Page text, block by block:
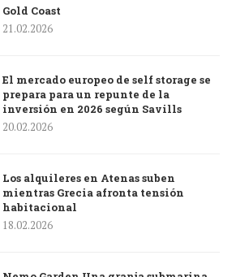
Gold Coast
21.02.2026
El mercado europeo de self storage se
prepara para un repunte de la
inversión en 2026 según Savills
20.02.2026
Los alquileres en Atenas suben
mientras Grecia afronta tensión
habitacional
18.02.2026